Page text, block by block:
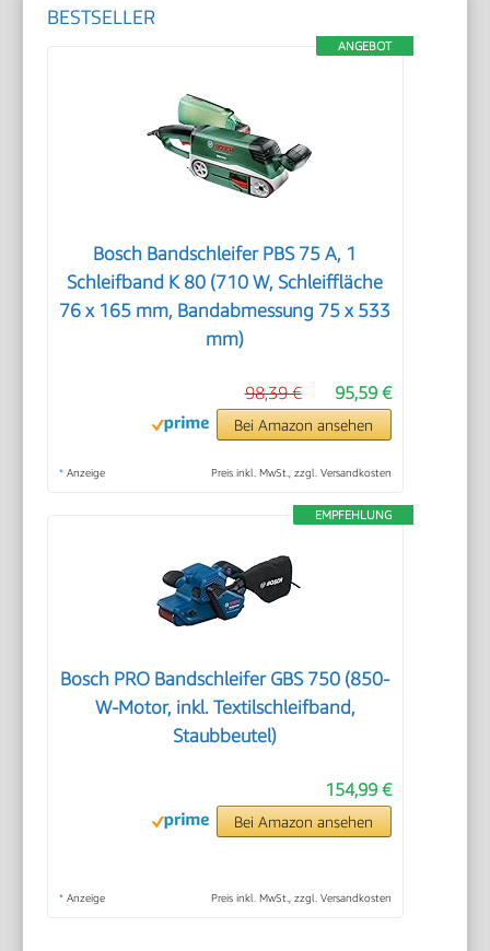
BESTSELLER
ANGEBOT
Bosch Bandschleifer PBS 75 A, 1
Schleifband K 80 (710 W, Schleiffläche
76 x 165 mm, Bandabmessung 75 x 533
mm)
95,59 €
98,39 €
Bei Amazon ansehen
* Anzeige Preis inkl. MwSt., zzgl. Versandkosten
EMPFEHLUNG
Bosch PRO Bandschleifer GBS 750 (850-
W-Motor, inkl. Textilschleifband,
Staubbeutel)
154,99 €
Bei Amazon ansehen
* Anzeige Preis inkl. MwSt., zzgl. Versandkosten